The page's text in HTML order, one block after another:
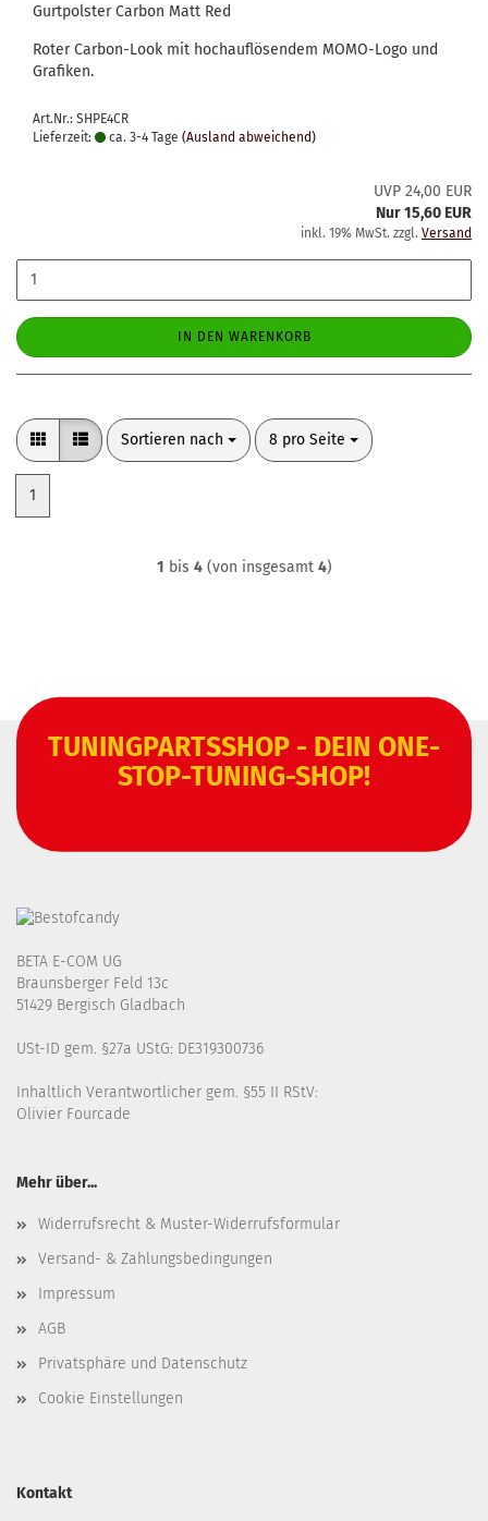
Gurtpolster Carbon Matt Red
Roter Carbon-Look mit hochauflösendem MOMO-Logo und
Grafiken.
Art.Nr.: SHPE4CR
Lieferzeit:
ca. 3-4 Tage (Ausland abweichend)
UVP 24,00 EUR
Nur 15,60 EUR
inkl. 19% MwSt. zzgl. Versand
IN DEN WARENKORB
Sortieren nach
Sortieren nach 8 pro Seite
pro Seite
1
1 bis 4(von insgesamt 4)
TUNINGPARTSSHOP - DEIN ONE-
STOP-TUNING-SHOP!
BETA E-COM UG
Braunsberger Feld 13c
51429 Bergisch Gladbach
USt-ID gem. §27a UStG: DE319300736
Inhaltlich Verantwortlicher gem. §55 II RStV:
Olivier Fourcade
Mehr über...
Widerrufsrecht & Muster-Widerrufsformular
Versand- & Zahlungsbedingungen
Impressum
AGB
Privatsphäre und Datenschutz
Cookie Einstellungen
Kontakt